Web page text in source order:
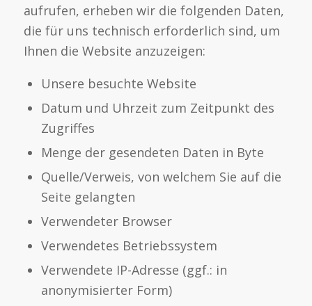
aufrufen, erheben wir die folgenden Daten,
die für uns technisch erforderlich sind, um
Ihnen die Website anzuzeigen:
Unsere besuchte Website
Datum und Uhrzeit zum Zeitpunkt des
Zugriffes
Menge der gesendeten Daten in Byte
Quelle/Verweis, von welchem Sie auf die
Seite gelangten
Verwendeter Browser
Verwendetes Betriebssystem
Verwendete IP-Adresse (ggf.: in
anonymisierter Form)